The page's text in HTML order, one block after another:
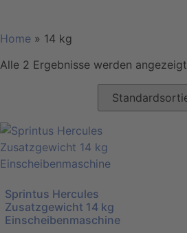
Home » 14 kg
Alle 2 Ergebnisse werden angezeigt
Sprintus Hercules
Zusatzgewicht 14 kg
Einscheibenmaschine